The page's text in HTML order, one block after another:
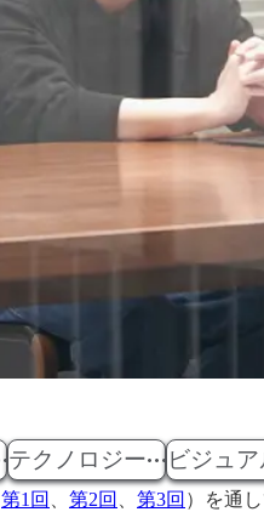
テクノロジー ビジュア
第1回 第2回 第3回 ）を通